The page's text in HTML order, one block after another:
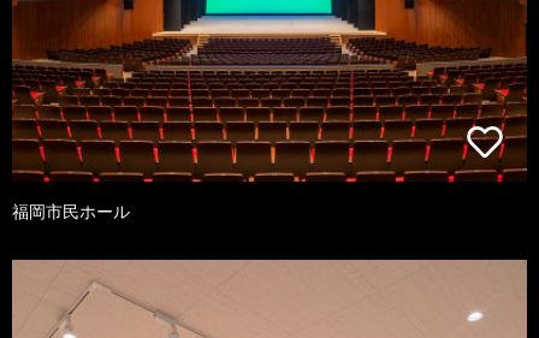
福岡市民ホール